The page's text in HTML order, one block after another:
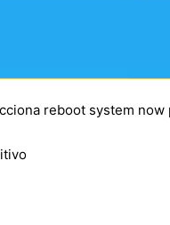
reboot system now